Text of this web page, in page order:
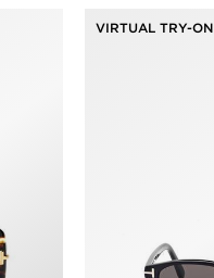
VIRTUAL TRY-ON